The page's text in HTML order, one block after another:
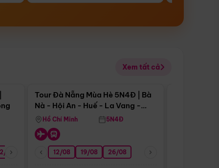
Xem tất cả
08 26/08 05/09 09/09 12/09
Điểm nổi bật
Tour Đà Nẵng Mùa Hè 5N4Đ | Bà
Nà - Hội An - Huế - La Vang -
Động Thiên Đường
Hồ Chí Minh 5N4Đ
12/08 19/08 26/08